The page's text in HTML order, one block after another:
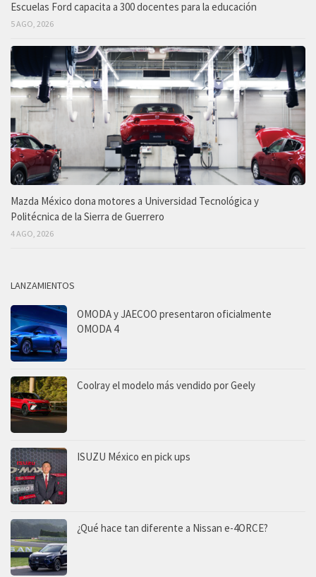
Escuelas Ford capacita a 300 docentes para la educación
5 AGO, 2026
Mazda México dona motores a Universidad Tecnológica y
Politécnica de la Sierra de Guerrero
4 AGO, 2026
LANZAMIENTOS
OMODA y JAECOO presentaron oficialmente
OMODA 4
Coolray el modelo más vendido por Geely
ISUZU México en pick ups
¿Qué hace tan diferente a Nissan e-4ORCE?